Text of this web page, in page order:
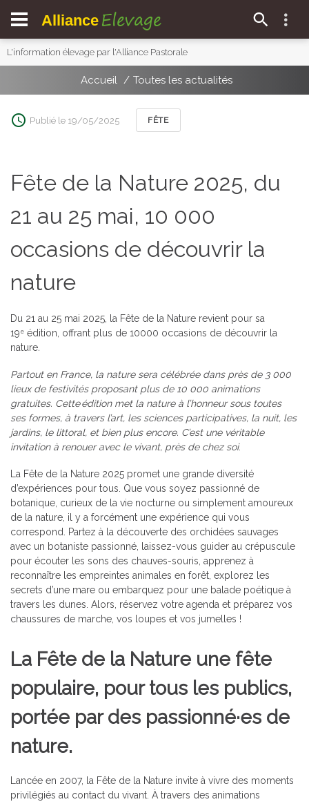
Alliance Elevage
L'information élevage par l'Alliance Pastorale
Accueil Toutes les actualités
Publié le 19/05/2025 FÊTE
Fête de la Nature 2025, du
21 au 25 mai, 10 000
occasions de découvrir la
nature
Du 21 au 25 mai 2025, la Fête de la Nature revient pour sa
19 e édition, offrant plus de 10000 occasions de découvrir la
nature.
Partout en France, la nature sera célébrée dans près de 3 000
lieux de festivités proposant plus de 10 000 animations
gratuites. Cetteédition met la nature à l’honneur sous toutes
ses formes, à travers l’art, les sciences participatives, la nuit, les
jardins, le littoral, et bien plus encore. C’est une véritable
invitation à renouer avec le vivant, près de chez soi.
La Fête de la Nature 2025 promet une grande diversité
d’expériences pour tous. Que vous soyez passionné de
botanique, curieux de la vie nocturne ou simplement amoureux
de la nature, il y a forcément une expérience qui vous
correspond. Partez à la découverte des orchidées sauvages
avec un botaniste passionné, laissez-vous guider au crépuscule
pour écouter les sons des chauves-souris, apprenez à
reconnaître les empreintes animales en forêt, explorez les
secrets d’une mare ou embarquez pour une balade poétique à
travers les dunes. Alors, réservez votre agenda et préparez vos
chaussures de marche, vos loupes et vos jumelles !
La Fête de la Nature une fête
populaire, pour tous les publics,
portée par des passionné·es de
nature.
Lancée en 2007, la Fête de la Nature invite à vivre des moments
privilégiés au contact du vivant. À travers des animations